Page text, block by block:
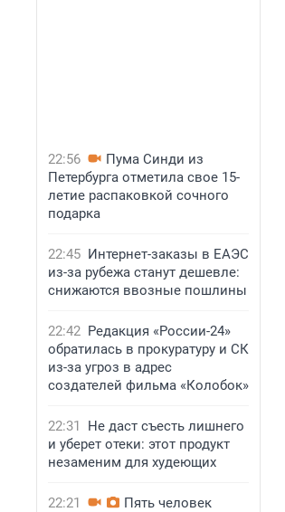
22:56
Пума Синди из
Петербурга отметила свое 15-
летие распаковкой сочного
подарка
22:45 Интернет-заказы в ЕАЭС
из-за рубежа станут дешевле:
снижаются ввозные пошлины
22:42 Редакция «России-24»
обратилась в прокуратуру и СК
из-за угроз в адрес
создателей фильма «Колобок»
22:31
Не даст съесть лишнего
и уберет отеки: этот продукт
незаменим для худеющих
22:21
Пять человек